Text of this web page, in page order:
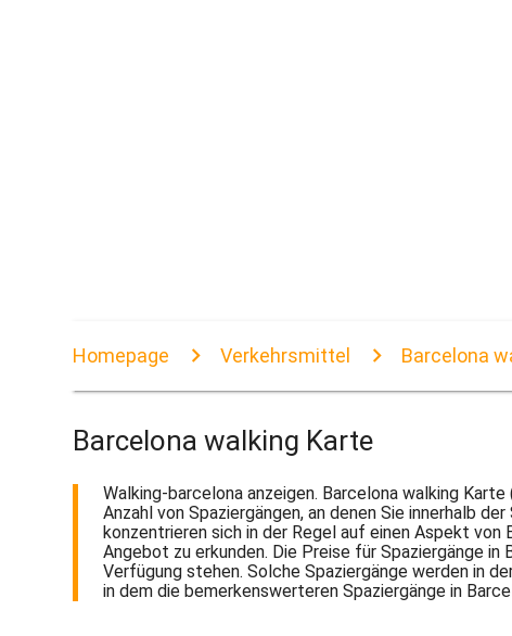
Homepage Verkehrsmittel Barcelona
Barcelona walking Karte
Walking-barcelona anzeigen. Barcelona walking
Anzahl von Spaziergängen, an denen Sie innerhalb
konzentrieren sich in der Regel auf einen Aspekt
Angebot zu erkunden. Die Preise für Spaziergänge
Verfügung stehen. Solche Spaziergänge werden in
in dem die bemerkenswerteren Spaziergänge in